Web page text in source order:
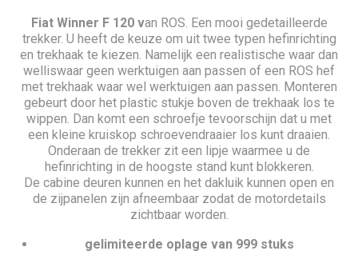
Fiat Winner F 120 van ROS. Een mooi gedetailleerde
trekker. U heeft de keuze om uit twee typen hefinrichting
en trekhaak te kiezen. Namelijk een realistische waar dan
welliswaar geen werktuigen aan passen of een ROS hef
met trekhaak waar wel werktuigen aan passen. Monteren
gebeurt door het plastic stukje boven de trekhaak los te
wippen. Dan komt een schroefje tevoorschijn dat u met
een kleine kruiskop schroevendraaier los kunt draaien.
Onderaan de trekker zit een lipje waarmee u de
hefinrichting in de hoogste stand kunt blokkeren.
De cabine deuren kunnen en het dakluik kunnen open en
de zijpanelen zijn afneembaar zodat de motordetails
zichtbaar worden.
gelimiteerde oplage van 999 stuks